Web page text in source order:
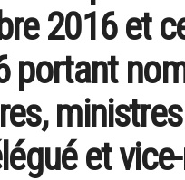
2016 et
portant
ministres
et